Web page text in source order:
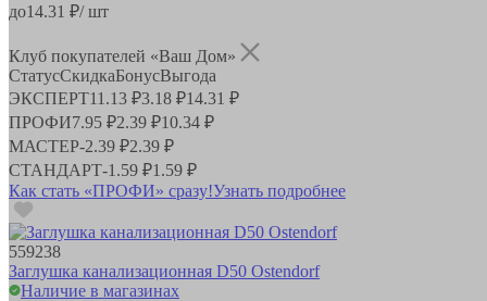
до14.31 ₽/ шт
Клуб покупателей «Ваш Дом»
СтатусСкидкаБонусВыгода
ЭКСПЕРТ11.13 ₽3.18 ₽14.31 ₽
ПРОФИ7.95 ₽2.39 ₽10.34 ₽
МАСТЕР-2.39 ₽2.39 ₽
СТАНДАРТ-1.59 ₽1.59 ₽
Как стать «ПРОФИ» сразу!Узнать подробнее
559238
Заглушка канализационная D50 Ostendorf
Наличие в магазинах